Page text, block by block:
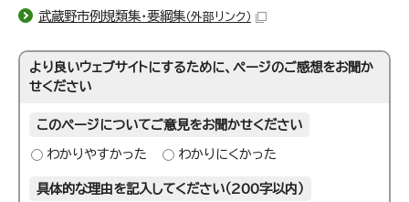
武蔵野市例規類集・要綱集（外部リンク）
より良いウェブサイトにするために、ページのご感想をお聞か
せください
このページについてご意見をお聞かせください
わかりやすかった わかりにくかった
具体的な理由を記入してください（200字以内）